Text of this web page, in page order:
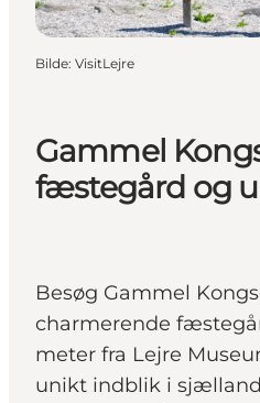
Gammel
fæstegård og
Besøg Gammel
charmerende
meter fra Lejre
unikt indblik i
Bilde: VisitLejre